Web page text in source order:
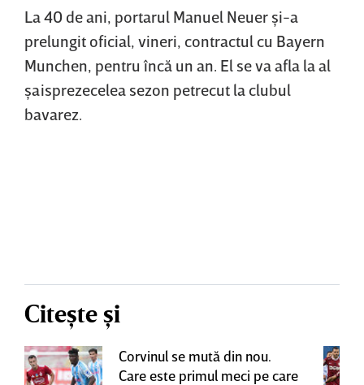
La 40 de ani, portarul Manuel Neuer şi-a
prelungit oficial, vineri, contractul cu Bayern
Munchen, pentru încă un an. El se va afla la al
şaisprezecelea sezon petrecut la clubul
bavarez.
Citește și
Corvinul se mută din nou.
Care este primul meci pe care